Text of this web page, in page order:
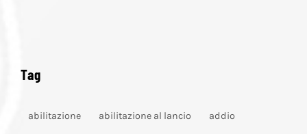
Tag
abilitazione abilitazione al lancio addio